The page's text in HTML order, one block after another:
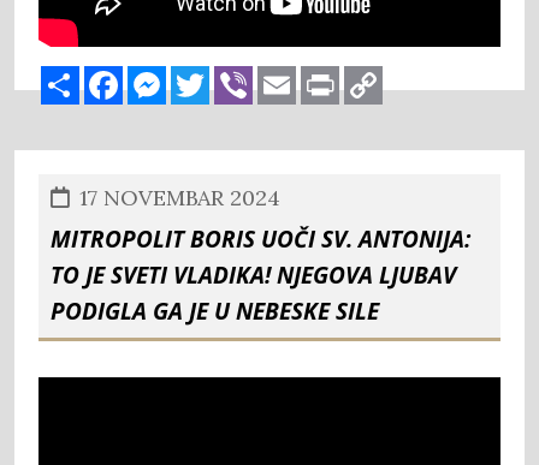
ShareFacebook
Messenger
Twitter
ViberEmailPrint
Link
17 NOVEMBAR 2024
Mitropolit Boris uoči sv. Antonija:
To je Sveti Vladika! Njegova ljubav
podigla ga je u nebeske sile